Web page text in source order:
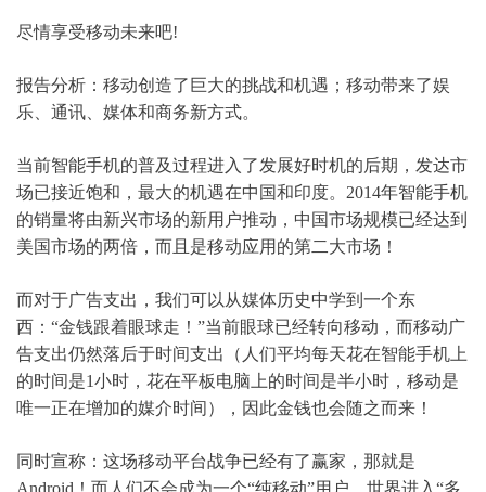
尽情享受移动未来吧!
报告分析：移动创造了巨大的挑战和机遇；移动带来了娱
乐、通讯、媒体和商务新方式。
当前智能手机的普及过程进入了发展好时机的后期，发达市
场已接近饱和，最大的机遇在中国和印度。2014年智能手机
的销量将由新兴市场的新用户推动，中国市场规模已经达到
美国市场的两倍，而且是移动应用的第二大市场！
而对于广告支出，我们可以从媒体历史中学到一个东
西：“金钱跟着眼球走！”当前眼球已经转向移动，而移动广
告支出仍然落后于时间支出（人们平均每天花在智能手机上
的时间是1小时，花在平板电脑上的时间是半小时，移动是
唯一正在增加的媒介时间），因此金钱也会随之而来！
同时宣称：这场移动平台战争已经有了赢家，那就是
Android！而人们不会成为一个“纯移动”用户，世界进入“多